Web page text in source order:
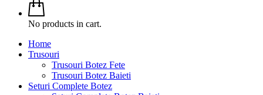
No products in cart.
Home
Trusouri
Trusouri Botez Fete
Trusouri Botez Baieti
Seturi Complete Botez